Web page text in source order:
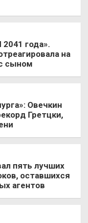
года».
на
сыном
Овечкин
Гретцки,
пять лучших
оставшихся
агентов